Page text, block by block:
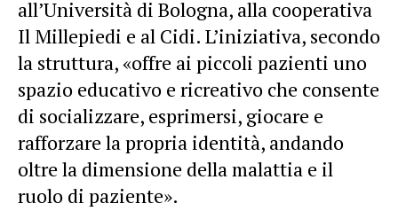
all’Università di Bologna, alla cooperativa
Il Millepiedi e al Cidi. L’iniziativa, secondo
la struttura, «offre ai piccoli pazienti uno
spazio educativo e ricreativo che consente
di socializzare, esprimersi, giocare e
rafforzare la propria identità, andando
oltre la dimensione della malattia e il
ruolo di paziente».